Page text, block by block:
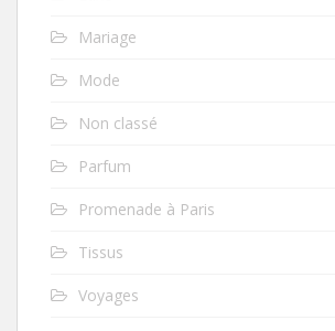
Mariage
Mode
Non classé
Parfum
Promenade à Paris
Tissus
Voyages